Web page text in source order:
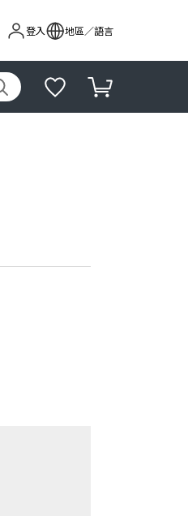
登入 地區／語言